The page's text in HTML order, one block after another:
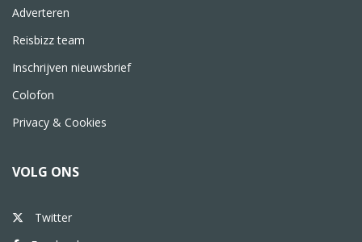
Adverteren
Reisbizz team
Inschrijven nieuwsbrief
Colofon
Privacy & Cookies
VOLG ONS
Twitter